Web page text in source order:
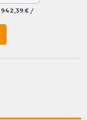
942,39 € /